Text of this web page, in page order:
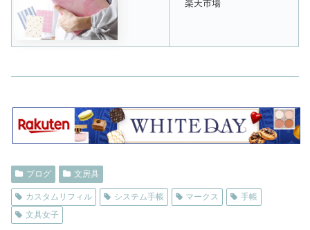
楽天市場
ブログ 文房具
カスタムリフィル システム手帳 マークス
手帳
文具女子